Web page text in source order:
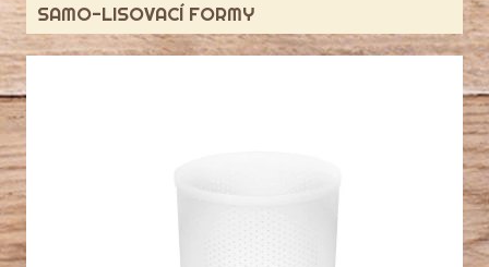
SAMO-LISOVACÍ FORMY